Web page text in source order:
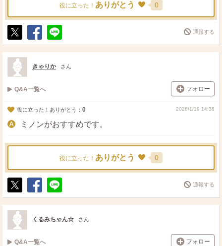
役に立った！ ありがとう 0
ポ
ス
ト
シ
ェ
送
る
通報する
きゃりか さん
Q&A一覧へ フォロー
役に立った！ありがとう： 0 2026/1/19 14:38
ミノンがおすすめです。
役に立った！ ありがとう 0
ポ
ス
ト
シ
ェ
送
る
通報する
くるみちゃん☆ さん
Q&A一覧へ フォロー